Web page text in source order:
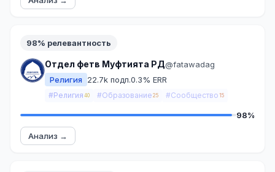
98% релевантность
Отдел фетв Муфтията РД@fatawadag
Религия
22.7k подп.0.3% ERR
#Религия 40 #Образование 25 #Сообщество 15
98%
Анализ →